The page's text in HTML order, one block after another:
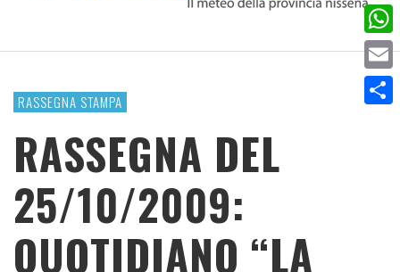
RASSEGNA STAMPA
RASSEGNA DEL
25/10/2009:
QUOTIDIANO “LA
Email